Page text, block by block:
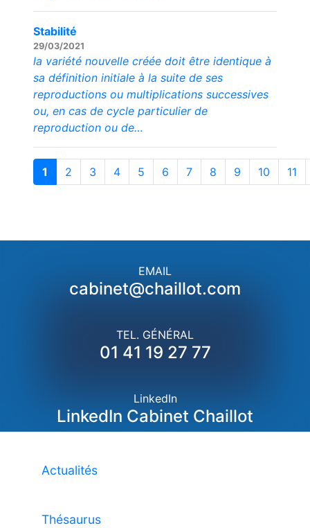
Stabilité
29/03/2021
la variété nouvelle créée doit être identique à
sa définition initiale à la suite de ses
reproductions ou multiplications successives
ou, en cas de cycle particulier de
reproduction ou de…
1 2 3 4 5 6 7 8 9 10 11
EMAIL
cabinet@chaillot.com
TEL. GÉNÉRAL
01 41 19 27 77
LinkedIn
LinkedIn Cabinet Chaillot
Actualités
Thésaurus